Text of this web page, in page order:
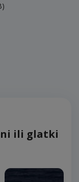
ili glatki